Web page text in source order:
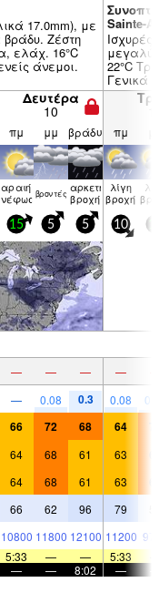
17.0mm), με
Ζέστη
ελάχ. 16°C
άνεμοι.
Sainte-
22°C
Γενικά
Δευτέρα
10
πμ μμ βράδυ πμ
αραιή
νέφωσηβρον­τές αρκετή
βροχή
λίγη
βροχή
15 5 5 10
— — — —
— 0.08 0.3 0.08
66 72 68 64
64 68 61 63
64 68 61 63
66 62 96 79
10800 11800 12100 11200
5:33 — — 5:33
— — 8:02 —